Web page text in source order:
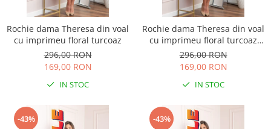
Rochie dama Theresa din voal
cu imprimeu floral turcoaz
296,00 RON
169,00 RON
IN STOC
Rochie dama Theresa din voal
cu imprimeu floral turcoaz
aqua
296,00 RON
169,00 RON
IN STOC
-43% -43%